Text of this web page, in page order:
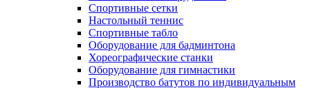
Спортивные сетки
Настольный теннис
Спортивные табло
Оборудование для бадминтона
Хореографические станки
Оборудование для гимнастики
Производство батутов по индивидуальным